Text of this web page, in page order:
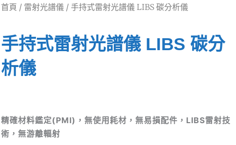
首頁 / 雷射光譜儀 / 手持式雷射光譜儀 LIBS 碳分析儀
手持式雷射光譜儀 LIBS 碳分
析儀
精確材料鑑定(PMI)， 無使用耗材， 無易損配件， LIBS雷射技
術， 無游離輻射